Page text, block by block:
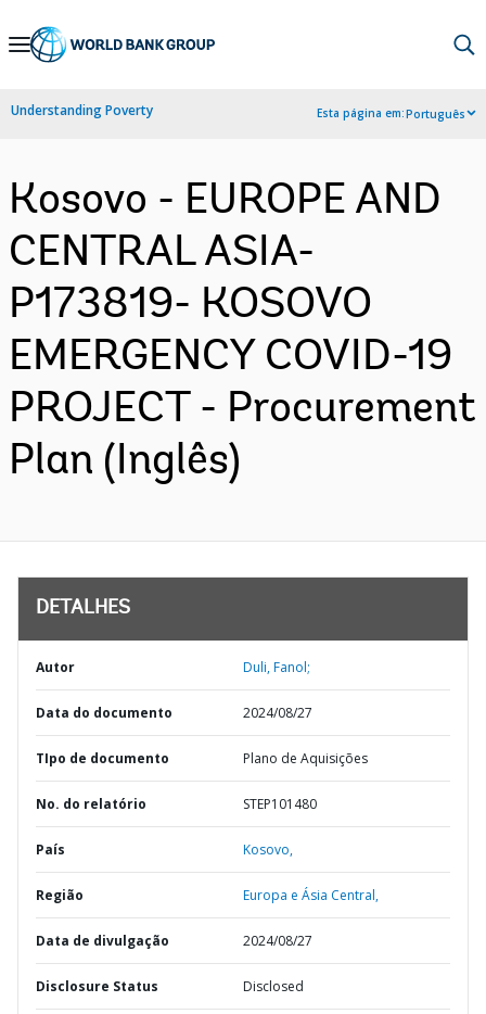
Skip
Navigation
Understanding Poverty Esta página em:Português
Kosovo - EUROPE AND
CENTRAL ASIA-
P173819- KOSOVO
EMERGENCY COVID-19
PROJECT - Procurement
Plan (Inglês)
DETALHES
Autor Duli, Fanol;
Data do documento 2024/08/27
TIpo de documento Plano de Aquisições
No. do relatório STEP101480
País Kosovo,
Região Europa e Ásia Central,
Data de divulgação 2024/08/27
Disclosure Status Disclosed